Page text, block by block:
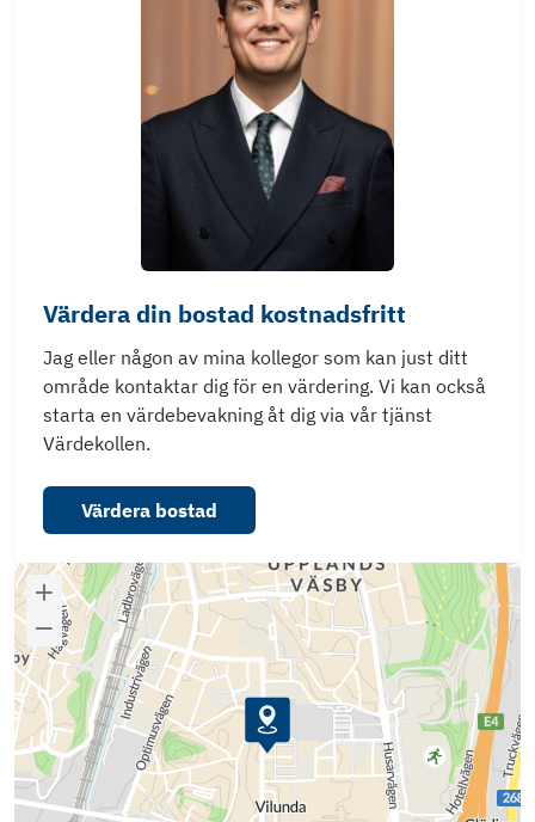
Värdera din bostad kostnadsfritt
Jag eller någon av mina kollegor som kan just ditt
område kontaktar dig för en värdering. Vi kan också
starta en värdebevakning åt dig via vår tjänst
Värdekollen.
Värdera bostad